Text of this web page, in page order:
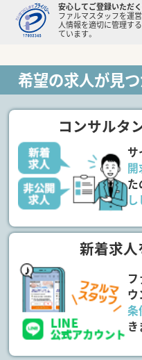
安心してご登録いただ
ファルマスタッフを運営
人情報を適切に管理す
ています。
希望の求人が見
コンサルタ
サ
開
た
し
新着求人
ウ
条